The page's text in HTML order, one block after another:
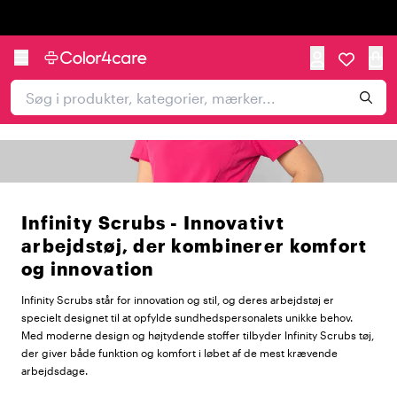
Infinity Scrubs - Innovativt
arbejdstøj, der kombinerer komfort
og innovation
Infinity Scrubs står for innovation og stil, og deres arbejdstøj er
specielt designet til at opfylde sundhedspersonalets unikke behov.
Med moderne design og højtydende stoffer tilbyder Infinity Scrubs tøj,
der giver både funktion og komfort i løbet af de mest krævende
arbejdsdage.